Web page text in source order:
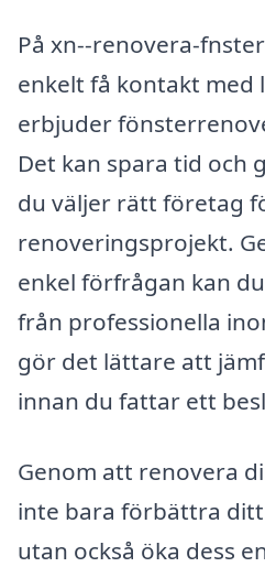
På xn--renovera-
enkelt få kontakt med
erbjuder
Det kan spara tid och
du väljer rätt företag
renoveringsprojekt.
enkel förfrågan kan
från professionella
gör det lättare att
innan du fattar ett
Genom att renovera
inte bara förbättra
utan också öka dess